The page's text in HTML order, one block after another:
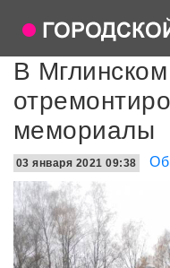
В
мемориалы
03 января 2021 09:38